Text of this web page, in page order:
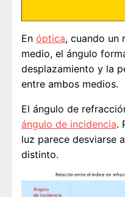
En óptica, cuando un
medio, el ángulo
desplazamiento y la
entre ambos medios.
El ángulo de
ángulo de incidencia.
luz parece desviarse
distinto.